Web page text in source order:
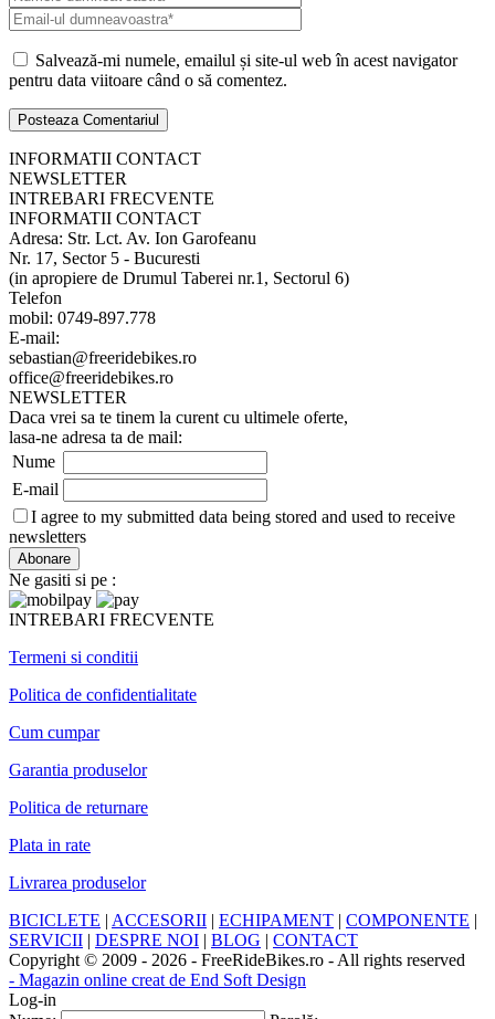
Salvează-mi numele, emailul și site-ul web în acest navigator
pentru data viitoare când o să comentez.
INFORMATII CONTACT
NEWSLETTER
INTREBARI FRECVENTE
INFORMATII CONTACT
Adresa: Str. Lct. Av. Ion Garofeanu
Nr. 17, Sector 5 - Bucuresti
(in apropiere de Drumul Taberei nr.1, Sectorul 6)
Telefon
mobil: 0749-897.778
E-mail:
sebastian@freeridebikes.ro
office@freeridebikes.ro
NEWSLETTER
Daca vrei sa te tinem la curent cu ultimele oferte,
lasa-ne adresa ta de mail:
Nume
E-mail
I agree to my submitted data being stored and used to receive
newsletters
Ne gasiti si pe :
INTREBARI FRECVENTE
Termeni si conditii
Politica de confidentialitate
Cum cumpar
Garantia produselor
Politica de returnare
Plata in rate
Livrarea produselor
BICICLETE | ACCESORII | ECHIPAMENT | COMPONENTE |
SERVICII | DESPRE NOI | BLOG | CONTACT
Copyright © 2009 - 2026 - FreeRideBikes.ro - All rights reserved
- Magazin online creat de End Soft Design
Log-in